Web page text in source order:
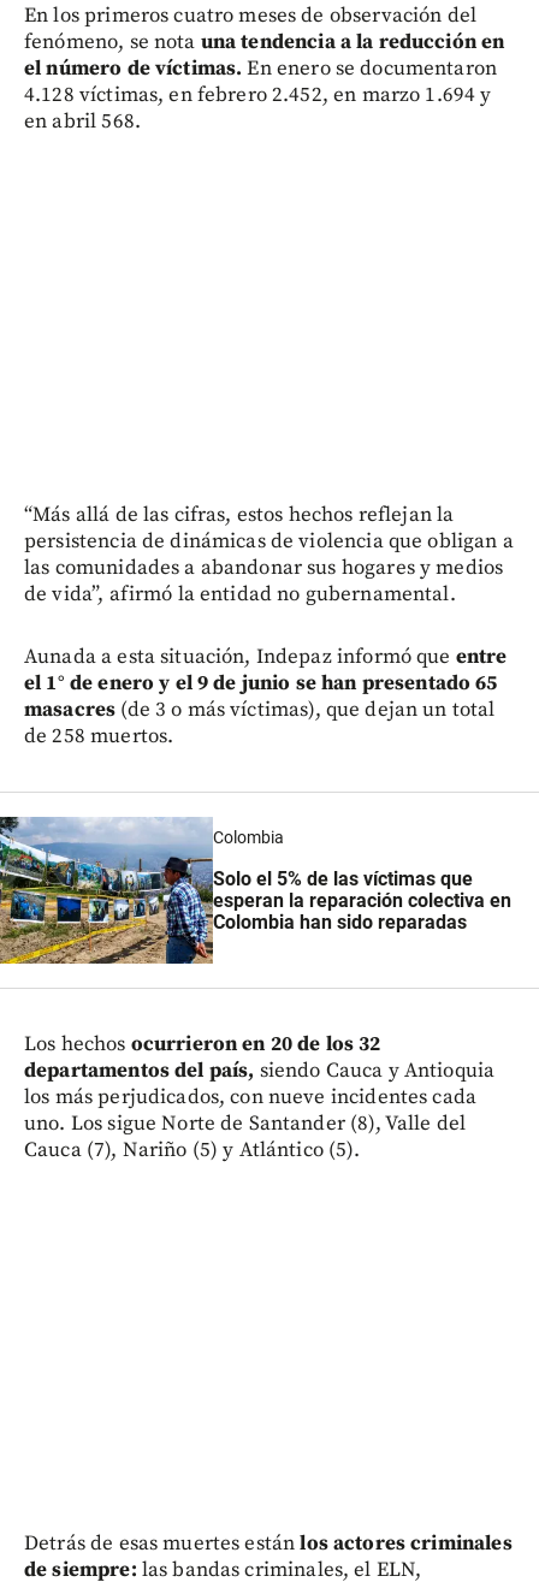
En los primeros cuatro meses de observación del
fenómeno, se nota una tendencia a la reducción en
el número de víctimas. En enero se documentaron
4.128 víctimas, en febrero 2.452, en marzo 1.694 y
en abril 568.
“Más allá de las cifras, estos hechos reflejan la
persistencia de dinámicas de violencia que obligan a
las comunidades a abandonar sus hogares y medios
de vida”, afirmó la entidad no gubernamental.
Aunada a esta situación, Indepaz informó que entre
el 1° de enero y el 9 de junio se han presentado 65
masacres (de 3 o más víctimas), que dejan un total
de 258 muertos.
Colombia
Solo el 5% de las víctimas que
esperan la reparación colectiva en
Colombia han sido reparadas
Los hechos ocurrieron en 20 de los 32
departamentos del país, siendo Cauca y Antioquia
los más perjudicados, con nueve incidentes cada
uno. Los sigue Norte de Santander (8), Valle del
Cauca (7), Nariño (5) y Atlántico (5).
Detrás de esas muertes estánlos actores criminales
de siempre: las bandas criminales, el ELN,